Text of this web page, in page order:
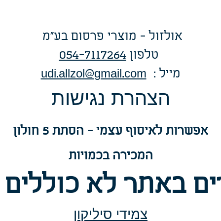
אולזול - מוצרי פרסום בע"מ
טלפון054-7117264
udi.allzol@gmail.com
: מייל
הצהרת נגישות
אפשרות לאיסוף עצמי - הסתת 5 חולון
המכירה בכמויות
באתר לא
צמידי סיליקון